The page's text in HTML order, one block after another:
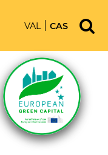
VAL CAS